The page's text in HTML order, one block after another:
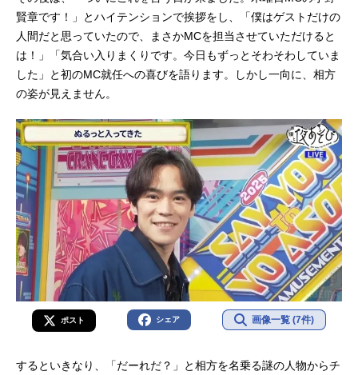
賢章です！」とハイテンションで挨拶をし、「僕はゲストだけの
人間だと思っていたので、まさかMCを担当させていただけると
は！」「気合い入りまくりです。今日もずっとそわそわしていま
した」と初のMC就任への喜びを語ります。しかし一向に、相方
の姿が見えません。
ポスト シェア 画像一覧 (7件)
するといきなり、「だーれだ？」と相方を名乗る謎の人物からチ